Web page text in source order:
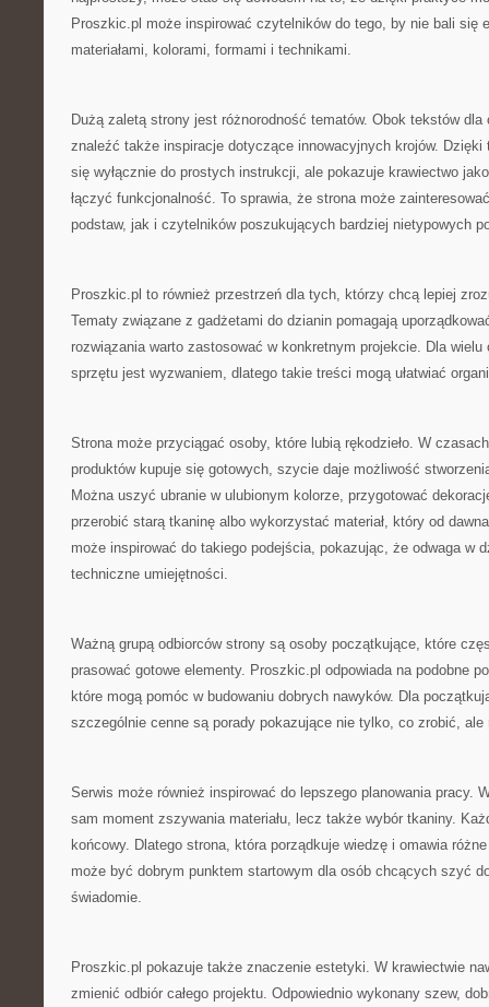
Proszkic.pl może inspirować czytelników do tego, by nie bali się
materiałami, kolorami, formami i technikami.
Dużą zaletą strony jest różnorodność tematów. Obok tekstów
znaleźć także inspiracje dotyczące innowacyjnych krojów. Dzięki
się wyłącznie do prostych instrukcji, ale pokazuje krawiectwo
łączyć funkcjonalność. To sprawia, że strona może
podstaw, jak i czytelników poszukujących bardziej nietypowych
Proszkic.pl to również przestrzeń dla tych, którzy chcą lepiej
Tematy związane z gadżetami do dzianin pomagają
rozwiązania warto zastosować w konkretnym projekcie. Dla wielu
sprzętu jest wyzwaniem, dlatego takie treści mogą ułatwiać
Strona może przyciągać osoby, które lubią rękodzieło. W
produktów kupuje się gotowych, szycie daje możliwość
Można uszyć ubranie w ulubionym kolorze, przygotować
przerobić starą tkaninę albo wykorzystać materiał, który od
może inspirować do takiego podejścia, pokazując, że odwaga w
techniczne umiejętności.
Ważną grupą odbiorców strony są osoby początkujące, które
prasować gotowe elementy. Proszkic.pl odpowiada na podobne
które mogą pomóc w budowaniu dobrych nawyków. Dla
szczególnie cenne są porady pokazujące nie tylko, co zrobić, ale
Serwis może również inspirować do lepszego planowania pracy.
sam moment zszywania materiału, lecz także wybór tkaniny.
końcowy. Dlatego strona, która porządkuje wiedzę i omawia
może być dobrym punktem startowym dla osób chcących szyć
świadomie.
Proszkic.pl pokazuje także znaczenie estetyki. W krawiectwie
zmienić odbiór całego projektu. Odpowiednio wykonany szew,